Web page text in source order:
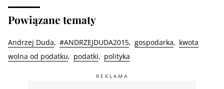
Powiązane tematy
Andrzej Duda #ANDRZEJDUDA2015 gospodarka
kwota
wolna od podatku
podatki polityka